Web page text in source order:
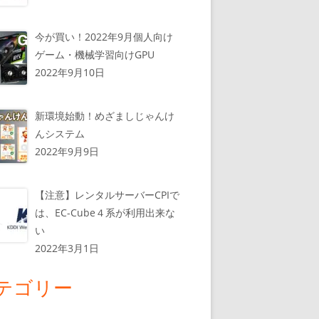
今が買い！2022年9月個人向け
ゲーム・機械学習向けGPU
2022年9月10日
新環境始動！めざましじゃんけ
んシステム
2022年9月9日
【注意】レンタルサーバーCPIで
は、EC-Cube４系が利用出来な
い
2022年3月1日
ゴリー